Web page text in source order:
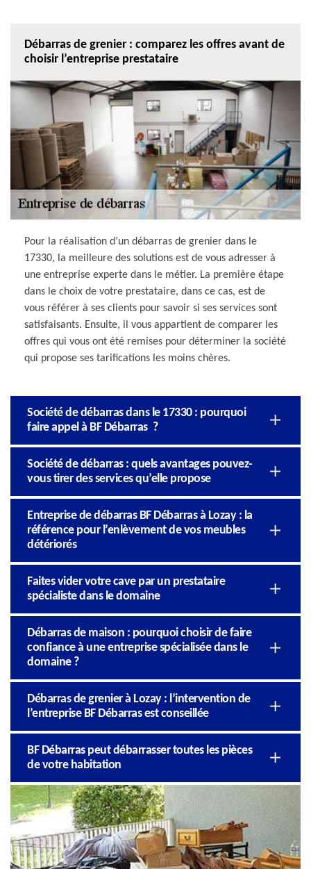
Débarras de grenier : comparez les offres avant de
choisir l’entreprise prestataire
Pour la réalisation d’un débarras de grenier dans le
17330, la meilleure des solutions est de vous adresser à
une entreprise experte dans le métier. La première étape
dans le choix de votre prestataire, dans ce cas, est de
vous référer à ses clients pour savoir si ses services sont
satisfaisants. Ensuite, il vous appartient de comparer les
offres qui vous ont été remises pour déterminer la société
qui propose ses tarifications les moins chères.
Société de débarras dans le 17330 : pourquoi
faire appel à BF Débarras ?
Société de débarras : quels avantages pouvez-
vous tirer des services qu’elle propose
Entreprise de débarras BF Débarras à Lozay : la
référence pour l’enlèvement de vos meubles
détériorés
Faites vider votre cave par un prestataire
spécialiste dans le domaine
Débarras de maison : pourquoi choisir de faire
confiance à une entreprise spécialisée dans le
domaine ?
Débarras de grenier à Lozay : l’intervention de
l’entreprise BF Débarras est conseillée
BF Débarras peut débarrasser toutes les pièces
de votre habitation